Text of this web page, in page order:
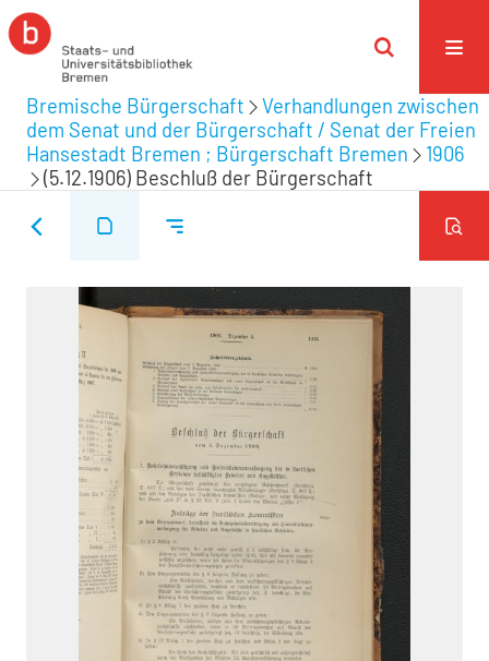
Bremische Bürgerschaft
Verhandlungen zwischen
dem Senat und der Bürgerschaft / Senat der Freien
Hansestadt Bremen ; Bürgerschaft Bremen
1906
(5.12.1906) Beschluß der Bürgerschaft